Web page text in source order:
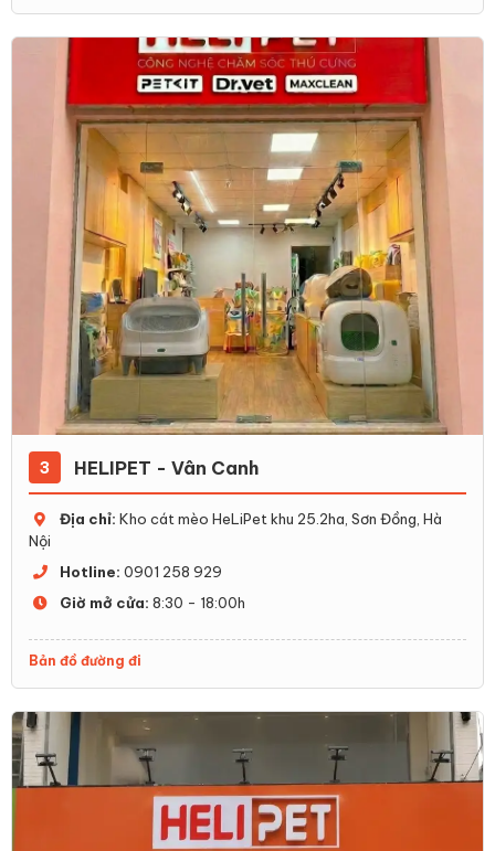
3 HELIPET - Vân Canh
Địa chỉ: Kho cát mèo HeLiPet khu 25.2ha, Sơn Đồng, Hà
Nội
Hotline: 0901 258 929
Giờ mở cửa: 8:30 - 18:00h
Bản đồ đường đi